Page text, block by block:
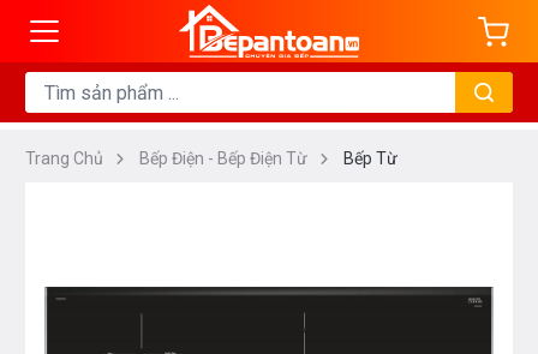
Trang Chủ Bếp Điện - Bếp Điện Từ Bếp Từ